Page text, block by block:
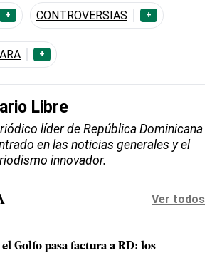
+ CONTROVERSIAS +
+
Libre
líder de República Dominicana
en las noticias generales y el
innovador.
Ver todos
Golfo pasa factura a RD: los